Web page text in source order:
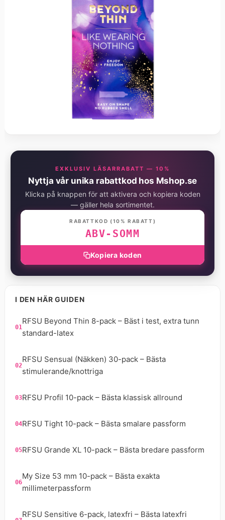
EXKLUSIV LÄSARRABATT — 10%
Nyttja vår unika rabattkod hos Mshop.se
Klicka på knappen för att aktivera och kopiera koden
— gäller hela sortimentet.
RABATTKOD (10% RABATT)
ABV-SOMM
Kopiera koden
I DEN HÄR GUIDEN
RFSU Beyond Thin 8-pack – Bäst i test, extra tunn
standard-latex
RFSU Sensual (Näkken) 30-pack – Bästa
stimulerande/knottriga
RFSU Profil 10-pack – Bästa klassisk allround
RFSU Tight 10-pack – Bästa smalare passform
RFSU Grande XL 10-pack – Bästa bredare passform
My Size 53 mm 10-pack – Bästa exakta
millimeterpassform
RFSU Sensitive 6-pack, latexfri – Bästa latexfri